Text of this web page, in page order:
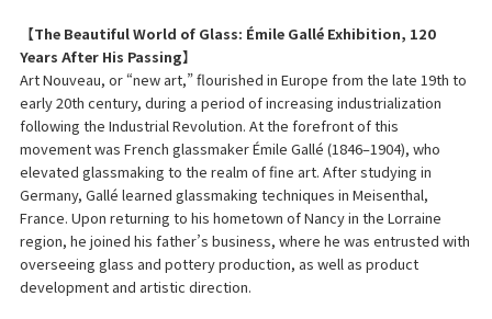
【The Beautiful World of Glass: Émile Gallé Exhibition, 120
Years After His Passing】
Art Nouveau, or “new art,” flourished in Europe from the late 19th to
early 20th century, during a period of increasing industrialization
following the Industrial Revolution. At the forefront of this
movement was French glassmaker Émile Gallé (1846–1904), who
elevated glassmaking to the realm of fine art. After studying in
Germany, Gallé learned glassmaking techniques in Meisenthal,
France. Upon returning to his hometown of Nancy in the Lorraine
region, he joined his father’s business, where he was entrusted with
overseeing glass and pottery production, as well as product
development and artistic direction.